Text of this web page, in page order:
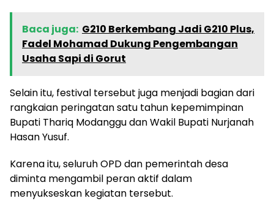
Baca juga: G210 Berkembang Jadi G210 Plus,
Fadel Mohamad Dukung Pengembangan
Usaha Sapi di Gorut
Selain itu, festival tersebut juga menjadi bagian dari
rangkaian peringatan satu tahun kepemimpinan
Bupati Thariq Modanggu dan Wakil Bupati Nurjanah
Hasan Yusuf.
Karena itu, seluruh OPD dan pemerintah desa
diminta mengambil peran aktif dalam
menyukseskan kegiatan tersebut.